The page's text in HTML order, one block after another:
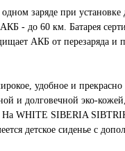
заряде при установке
- до 60 км. Батарея
АКБ от перезаряда и
удобное и
и долговечной эко-
На WHITE SIBERIA
детское сиденье с